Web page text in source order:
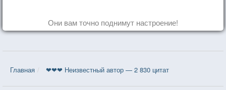
Они вам точно поднимут настроение!
Главная ❤❤❤ Неизвестный автор — 2 830 цитат